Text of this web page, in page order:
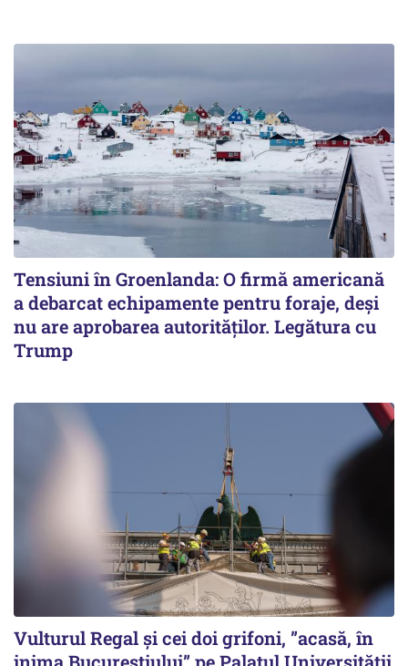
Tensiuni în Groenlanda: O firmă americană
a debarcat echipamente pentru foraje, deși
nu are aprobarea autorităților. Legătura cu
Trump
Vulturul Regal și cei doi grifoni, ”acasă, în